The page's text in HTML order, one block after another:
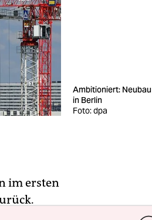
Ambitioniert: Neubau
in Berlin
Foto: dpa
im ersten